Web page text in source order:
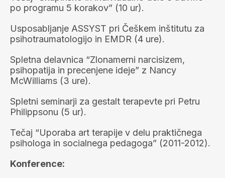
po programu 5 korakov” (10 ur).
Usposabljanje ASSYST pri Češkem inštitutu za
psihotraumatologijo in EMDR (4 ure).
Spletna delavnica “Zlonamerni narcisizem,
psihopatija in precenjene ideje” z Nancy
McWilliams (3 ure).
Spletni seminarji za gestalt terapevte pri Petru
Philippsonu (5 ur).
Tečaj “Uporaba art terapije v delu praktičnega
psihologa in socialnega pedagoga” (2011-2012).
Konference: